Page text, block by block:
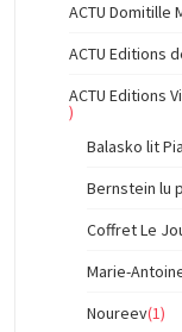
ACTU Domitille
ACTU Editions
ACTU Editions
)
Balasko lit
Bernstein lu
Coffret Le
Marie-
Noureev(1)